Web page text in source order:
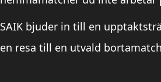
SAIK bjuder in till en
en resa till en utvald